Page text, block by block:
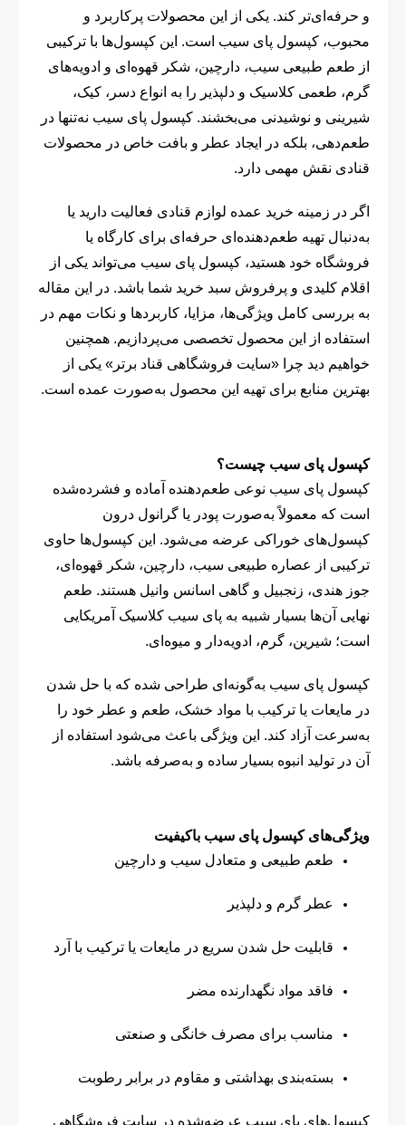
و حرفه‌ای‌تر کند. یکی از این محصولات پرکاربرد و
محبوب، کپسول پای سیب است. این کپسول‌ها با ترکیبی
از طعم طبیعی سیب، دارچین، شکر قهوه‌ای و ادویه‌های
گرم، طعمی کلاسیک و دلپذیر را به انواع دسر، کیک،
شیرینی و نوشیدنی می‌بخشند. کپسول پای سیب نه‌تنها در
طعم‌دهی، بلکه در ایجاد عطر و بافت خاص در محصولات
قنادی نقش مهمی دارد.
اگر در زمینه خرید عمده لوازم قنادی فعالیت دارید یا
به‌دنبال تهیه طعم‌دهنده‌ای حرفه‌ای برای کارگاه یا
فروشگاه خود هستید، کپسول پای سیب می‌تواند یکی از
اقلام کلیدی و پرفروش سبد خرید شما باشد. در این مقاله
به بررسی کامل ویژگی‌ها، مزایا، کاربردها و نکات مهم در
استفاده از این محصول تخصصی می‌پردازیم. همچنین
خواهیم دید چرا «سایت فروشگاهی قناد برتر» یکی از
بهترین منابع برای تهیه این محصول به‌صورت عمده است.
کپسول پای سیب چیست؟
کپسول پای سیب نوعی طعم‌دهنده آماده و فشرده‌شده
است که معمولاً به‌صورت پودر یا گرانول درون
کپسول‌های خوراکی عرضه می‌شود. این کپسول‌ها حاوی
ترکیبی از عصاره طبیعی سیب، دارچین، شکر قهوه‌ای،
جوز هندی، زنجبیل و گاهی اسانس وانیل هستند. طعم
نهایی آن‌ها بسیار شبیه به پای سیب کلاسیک آمریکایی
است؛ شیرین، گرم، ادویه‌دار و میوه‌ای.
کپسول پای سیب به‌گونه‌ای طراحی شده که با حل شدن
در مایعات یا ترکیب با مواد خشک، طعم و عطر خود را
به‌سرعت آزاد کند. این ویژگی باعث می‌شود استفاده از
آن در تولید انبوه بسیار ساده و به‌صرفه باشد.
ویژگی‌های کپسول پای سیب باکیفیت
طعم طبیعی و متعادل سیب و دارچین
عطر گرم و دلپذیر
قابلیت حل شدن سریع در مایعات یا ترکیب با آرد
فاقد مواد نگهدارنده مضر
مناسب برای مصرف خانگی و صنعتی
بسته‌بندی بهداشتی و مقاوم در برابر رطوبت
کپسول‌های پای سیب عرضه‌شده در سایت فروشگاهی